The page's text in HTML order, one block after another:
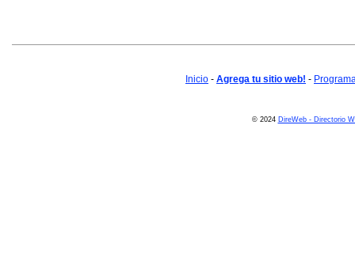
Inicio - Agrega tu sitio web! -
© 2024 DireWeb - Directorio